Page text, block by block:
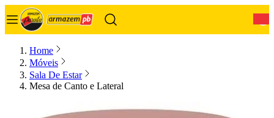
Home
Móveis
Sala De Estar
Mesa de Canto e Lateral